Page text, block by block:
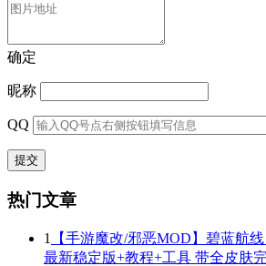
确定
昵称
QQ
热门文章
1
【手游魔改/邪恶MOD】碧蓝航
最新稳定版+教程+工具 带全皮肤